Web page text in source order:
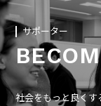
サポーター
社会をもっと良くす